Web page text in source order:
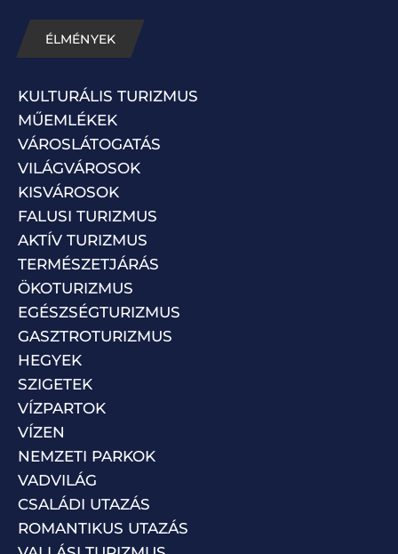
ÉLMÉNYEK
KULTURÁLIS TURIZMUS
MŰEMLÉKEK
VÁROSLÁTOGATÁS
VILÁGVÁROSOK
KISVÁROSOK
FALUSI TURIZMUS
AKTÍV TURIZMUS
TERMÉSZETJÁRÁS
ÖKOTURIZMUS
EGÉSZSÉGTURIZMUS
GASZTROTURIZMUS
HEGYEK
SZIGETEK
VÍZPARTOK
VÍZEN
NEMZETI PARKOK
VADVILÁG
CSALÁDI UTAZÁS
ROMANTIKUS UTAZÁS